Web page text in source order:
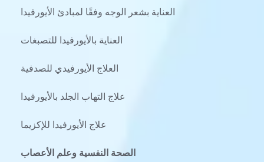
العناية بشعر الوجه وفقًا لمبادئ الأيورفيدا
العناية بالأيورفيدا للتصبغات
العلاج الأيورفيدي للصدفية
علاج التهاب الجلد بالأيورفيدا
علاج الأيورفيدا للإكزيما
الصحة النفسية وعلم الأعصاب